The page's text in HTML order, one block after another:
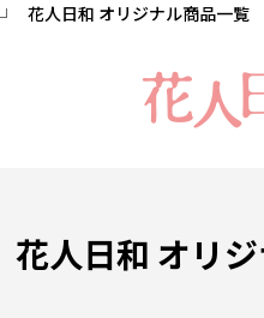
花人日和 オリジナル商品一覧
花人日和 オリ